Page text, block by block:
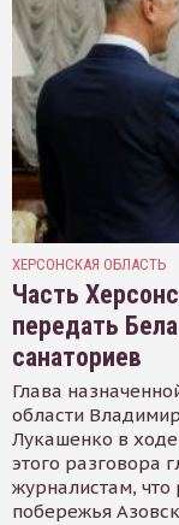
ХЕРСОНСКАЯ ОБЛАСТЬ
Часть
передать
санаториев
Глава
области
Лукашенко в
этого разговора
журналистам, что
побережья